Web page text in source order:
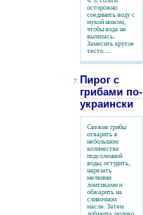
осторожно
соединить воду с
мукой ножом,
чтобы вода не
вылилась.
Замесить крутое
тесто. ...
Пирог с
грибами по-
украински
Свежие грибы
отварить в
небольшом
количестве
подсоленной
воды, остудить,
нарезать
мелкими
ломтиками и
обжарить на
сливочном
масле. Затем